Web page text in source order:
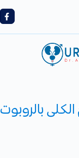
بالروبوت